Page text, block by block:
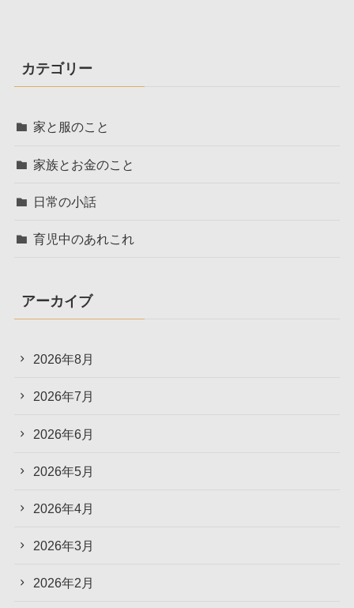
カテゴリー
家と服のこと
家族とお金のこと
日常の小話
育児中のあれこれ
アーカイブ
2026年8月
2026年7月
2026年6月
2026年5月
2026年4月
2026年3月
2026年2月